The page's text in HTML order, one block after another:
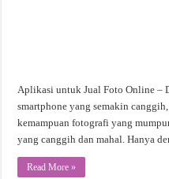
Aplikasi untuk Jual Foto Online –
smartphone yang semakin
kemampuan fotografi yang
yang canggih dan mahal. Hanya
Read More »